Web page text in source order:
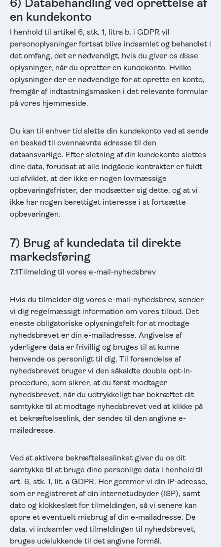
6) Databehandling ved oprettelse af
en kundekonto
I henhold til artikel 6, stk. 1, litra b, i GDPR vil
personoplysninger fortsat blive indsamlet og behandlet i
det omfang, det er nødvendigt, hvis du giver os disse
oplysninger, når du opretter en kundekonto. Hvilke
oplysninger der er nødvendige for at oprette en konto,
fremgår af indtastningsmasken i det relevante formular
på vores hjemmeside.
Du kan til enhver tid slette din kundekonto ved at sende
en besked til ovennævnte adresse til den
dataansvarlige. Efter sletning af din kundekonto slettes
dine data, forudsat at alle indgåede kontrakter er fuldt
ud afviklet, at der ikke er nogen lovmæssige
opbevaringsfrister, der modsætter sig dette, og at vi
ikke har nogen berettiget interesse i at fortsætte
opbevaringen.
7) Brug af kundedata til direkte
markedsføring
7.1Tilmelding til vores e-mail-nyhedsbrev
Hvis du tilmelder dig vores e-mail-nyhedsbrev, sender
vi dig regelmæssigt information om vores tilbud. Det
eneste obligatoriske oplysningsfelt for at modtage
nyhedsbrevet er din e-mailadresse. Angivelse af
yderligere data er frivillig og bruges til at kunne
henvende os personligt til dig. Til forsendelse af
nyhedsbrevet bruger vi den såkaldte double opt-in-
procedure, som sikrer, at du først modtager
nyhedsbrevet, når du udtrykkeligt har bekræftet dit
samtykke til at modtage nyhedsbrevet ved at klikke på
et bekræftelseslink, der sendes til den angivne e-
mailadresse.
Ved at aktivere bekræftelseslinket giver du os dit
samtykke til at bruge dine personlige data i henhold til
art. 6, stk. 1, lit. a GDPR. Her gemmer vi din IP-adresse,
som er registreret af din internetudbyder (ISP), samt
dato og klokkeslæt for tilmeldingen, så vi senere kan
spore et eventuelt misbrug af din e-mailadresse. De
data, vi indsamler ved tilmeldingen til nyhedsbrevet,
bruges udelukkende til det angivne formål.